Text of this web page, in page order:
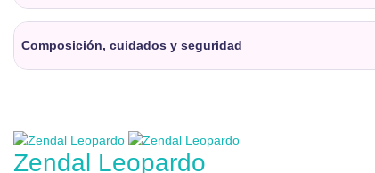
Composición, cuidados y seguridad
Zendal Leopardo